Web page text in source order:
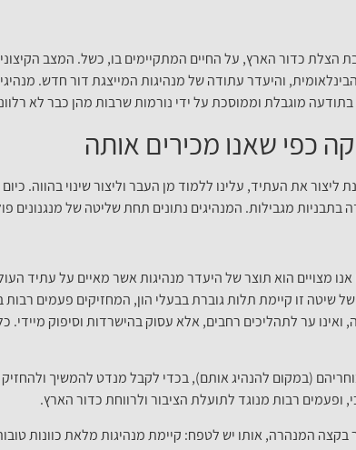
הצלת כדור הארץ, על החיים המתקיימים בו, כשל. המצב
והיעדר עתודה של מנהיגות המייצגת דור חדש.
מוגבלת וממוסכת על ידי נורמות שרבות מהן כבר לא
כפי שאנו מכירים אותה
את העתיד, עלינו ללמוד מן העבר וליצור שינוי בהווה.
בתבניות מגבילות. המנהיגים נתונים תחת שליטה של מנגנונים
מצויים הוא תוצר של היעדר מנהיגות אשר מאיים על עתיד
זו קיימת תלות גוברת בבעלי הון, המחזיקים פעמים רבות
ואינו ער לתהליכים רחבים, אלא עסוק בהישרדות וסיפוק מיידי.
(במקום להנהיג אותם), בכדי לקבל מנדט להמשיך
ופעמים רבות מנוגד לתועלת הציבור ולרווחת כדור הארץ.
בקצה המנהרה, אותו יש לטפח: קיימת מנהיגות מלאת כוונות